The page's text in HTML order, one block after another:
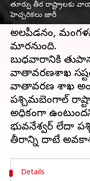
తూర్పు తీర రాష్ట్రాలకు
హెచ్చరికలు జారీ
తూర్పు తీర
బంగాళాఖాతంలో
అల్పపీడనం,
మారనుంది.
బుధవారానికి
వాతావరణశాఖ
వాతావరణ శాఖ
పశ్చిమబెంగాల్
అధికంగా
భువనేశ్వర్ లేదా
Details